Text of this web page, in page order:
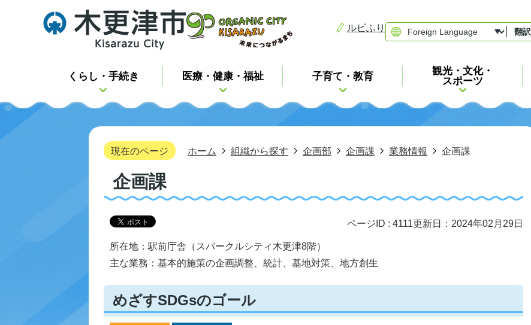
ルビふり 翻訳
くらし・手続き 医療・健康・福祉 子育て・教育
観光・文化・
スポーツ
現在のページ ホーム 組織から探す 企画部 企画課 業務情報 企画課
企画課
ページID : 4111更新日：2024年02月29日
所在地：駅前庁舎（スパークルシティ木更津8階）
主な業務：基本的施策の企画調整、統計、基地対策、地方創生
めざすSDGsのゴール